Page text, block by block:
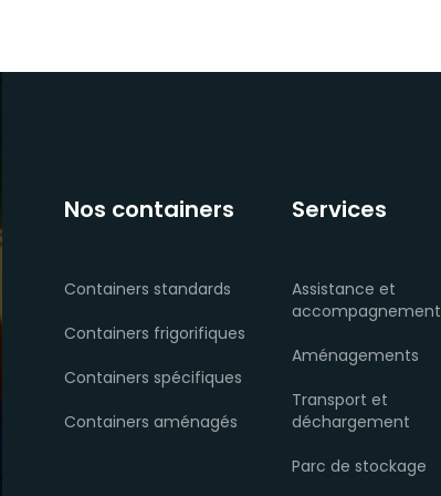
Nos containers
Containers standards
Containers frigorifiques
Containers spécifiques
Containers aménagés
Services
Assistance et
accompagnement
Aménagements
Transport et
déchargement
Parc de stockage